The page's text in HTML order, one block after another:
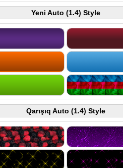
Yeni Auto (1.4) Style
Qarışıq Auto (1.4) Style